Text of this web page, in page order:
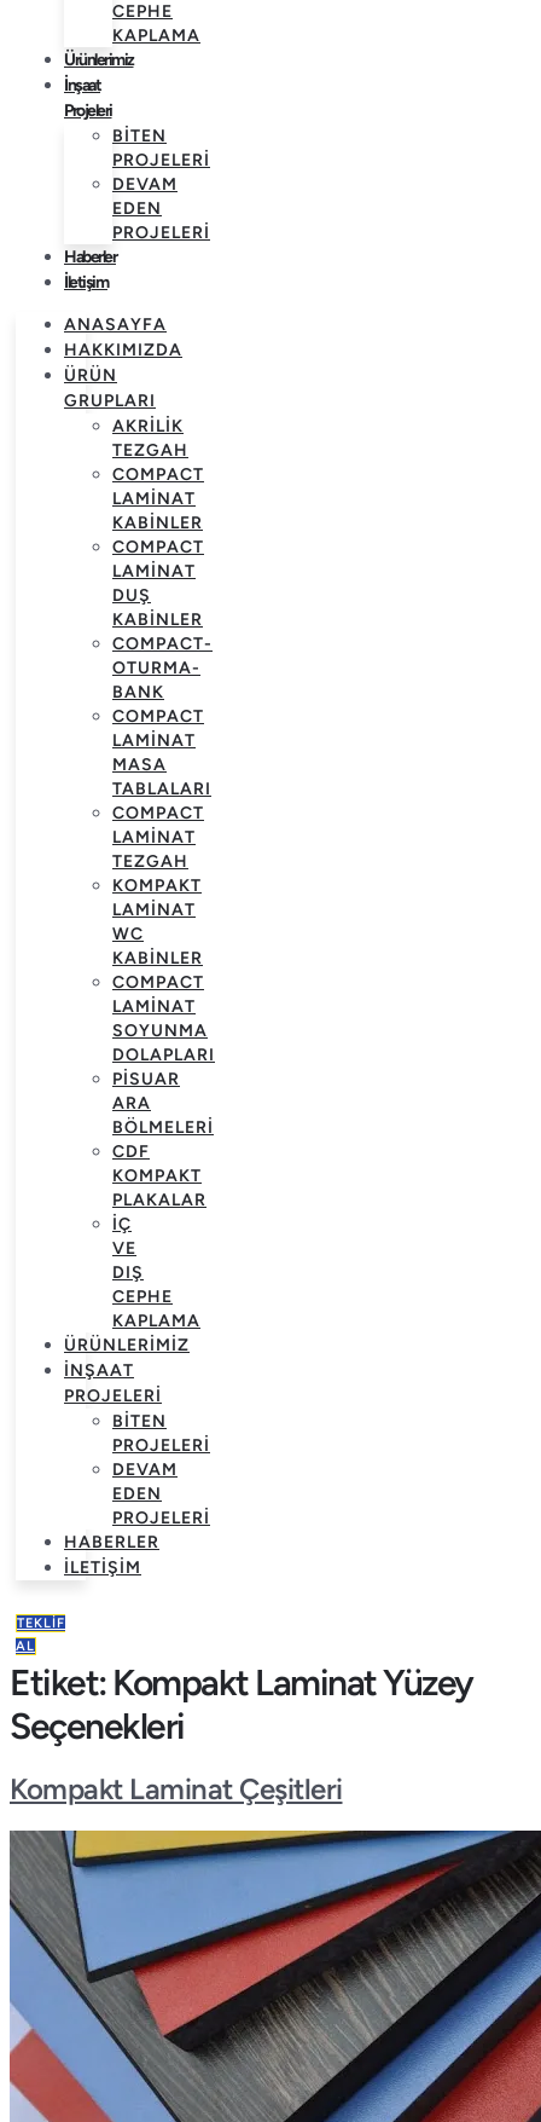
CEPHE
KAPLAMA
Ürünlerimiz
İnşaat
Projeleri
BITEN
PROJELERI
DEVAM
EDEN
PROJELERI
Haberler
İletişim
ANASAYFA
HAKKIMIZDA
ÜRÜN
GRUPLARI
AKRILIK
TEZGAH
COMPACT
LAMINAT
KABINLER
COMPACT
LAMINAT
DUŞ
KABINLER
COMPACT-
OTURMA-
BANK
COMPACT
LAMINAT
MASA
TABLALARI
COMPACT
LAMINAT
TEZGAH
KOMPAKT
LAMINAT
WC
KABINLER
COMPACT
LAMINAT
SOYUNMA
DOLAPLARI
PISUAR
ARA
BÖLMELERI
CDF
KOMPAKT
PLAKALAR
İÇ
VE
DIŞ
CEPHE
KAPLAMA
ÜRÜNLERIMIZ
İNŞAAT
PROJELERI
BITEN
PROJELERI
DEVAM
EDEN
PROJELERI
HABERLER
İLETIŞIM
TEKLIF
AL
Etiket:Kompakt Laminat Yüzey
Seçenekleri
Kompakt Laminat Çeşitleri